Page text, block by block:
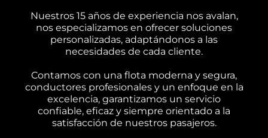
Nuestros 15 años de experiencia nos avalan,
nos especializamos en ofrecer soluciones
personalizadas, adaptándonos a las
necesidades de cada cliente.
Contamos con una flota moderna y segura,
conductores profesionales y un enfoque en la
excelencia, garantizamos un servicio
confiable, eficaz y siempre orientado a la
satisfacción de nuestros pasajeros.